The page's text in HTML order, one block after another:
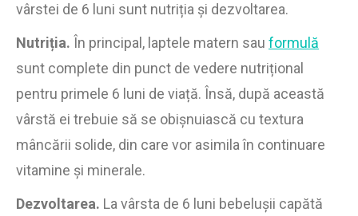
vârstei de 6 luni sunt nutriția și dezvoltarea.
Nutriția. În principal, laptele matern sau formulă
sunt complete din punct de vedere nutrițional
pentru primele 6 luni de viață. Însă, după această
vârstă ei trebuie să se obișnuiască cu textura
mâncării solide, din care vor asimila în continuare
vitamine și minerale.
Dezvoltarea. La vârsta de 6 luni bebelușii capătă